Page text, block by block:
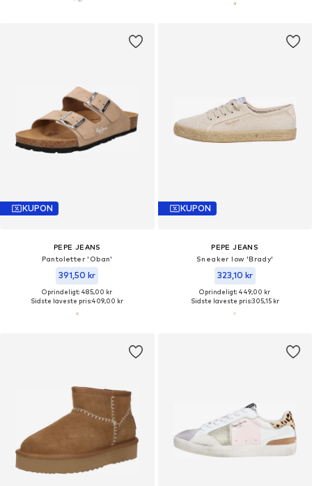
KUPON
PEPE JEANS
Pantoletter 'Oban'
391,50 kr
Oprindeligt: 485,00 kr
Sidste laveste pris:409,00 kr
KUPON
PEPE JEANS
Sneaker low 'Brady'
323,10 kr
Oprindeligt: 449,00 kr
Sidste laveste pris:305,15 kr